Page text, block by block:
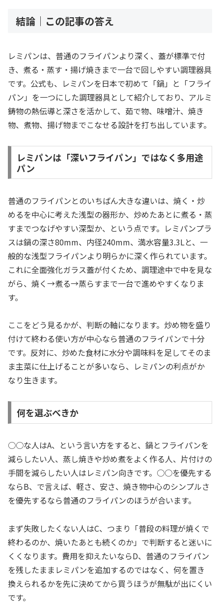
結論｜この記事の答え
レミパンは、普通のフライパンより深く、蓋が標準で付
き、煮る・蒸す・揚げ焼きまで一台で回しやすい調理器具
です。公式も、レミパンを日本で初めて「鍋」と「フライ
パン」を一つにした調理器具として紹介しており、アルミ
鋳物の熱伝導と深さを活かして、茹で物、味噌汁、焼き
物、煮物、揚げ物までこなせる設計を打ち出しています。
レミパンは「深いフライパン」ではなく多用途
パン
普通のフライパンとのいちばん大きな違いは、焼く・炒
めるを中心に考えた浅型の器形か、炒めたあとに煮る・蒸
すまでつなげやすい深型か、という点です。レミパンプラ
スは鍋の深さ80mm、内径240mm、満水容量3.3Lと、一
般的な浅型フライパンより明らかに深く作られています。
これに全面強化ガラス蓋が付くため、調理途中で中を見な
がら、焼く→煮る→蒸らすまで一台で進めやすくなりま
す。
ここをどう見るかが、判断の軸になります。炒め物を盛り
付けて終わる使い方が中心なら普通のフライパンで十分
です。反対に、炒めた食材に水分や調味料を足してそのま
ま主菜に仕上げることが多いなら、レミパンの利点がか
なり生きます。
何を選ぶべきか
○○な人はA、という言い方をすると、鍋とフライパンを
減らしたい人、蒸し焼きや炒め煮をよく作る人、片付けの
手間を減らしたい人はレミパン向きです。○○を優先する
ならB、で言えば、軽さ、安さ、焼き物中心のシンプルさ
を優先するなら普通のフライパンのほうが合います。
まず失敗したくない人はC、つまり「普段の料理が焼くで
終わるのか、焼いたあとも続くのか」で判断すると迷いに
くくなります。費用を抑えたいならD、普通のフライパン
を残したままレミパンを追加するのではなく、何を置き
換えられるかを先に決めてから買うほうが無駄が出にくい
です。